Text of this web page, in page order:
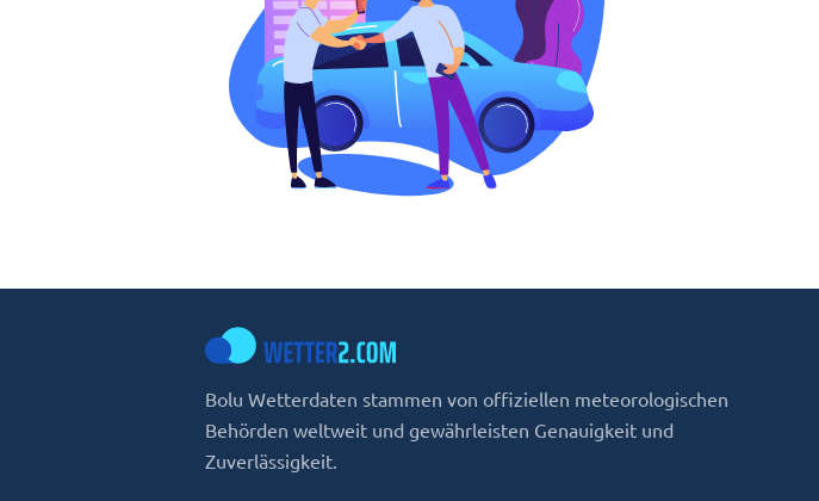
Bolu Wetterdaten stammen von offiziellen meteorologischen
Behörden weltweit und gewährleisten Genauigkeit und
Zuverlässigkeit.